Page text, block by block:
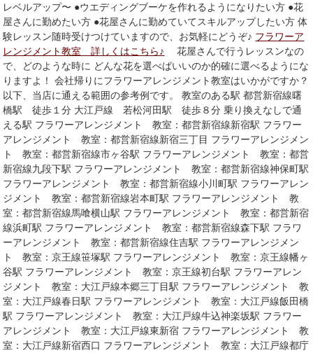
レベルアップ〜 ●ウエディングブーケを作れるようになりたい方 ●花
屋さんに勤めたい方 ●花屋さんに勤めていてスキルアップしたい方 体
験レッスン随時受けつけていますので、お気軽にどうぞ♪ フラワーア
レンジメント教室 詳しくはこちら♪ 花屋さんで行うレッスンなの
で、どのような時に どんな花を選べばいいのか的確に選べるようにな
りますよ！ 会社帰りにフラワーアレンジメント教室はいかがですか？
以下、当店に通える範囲の参考例です。 教室のある駅 都営新宿線曙
橋駅 徒歩１分 大江戸線 若松河田駅 徒歩８分 乗り換えなしで通
える駅 フラワーアレンジメント 教室：都営新宿線新宿駅 フラワー
アレンジメント 教室：都営新宿線新宿三丁目 フラワーアレンジメン
ト 教室：都営新宿線市ヶ谷駅 フラワーアレンジメント 教室：都営
新宿線九段下駅 フラワーアレンジメント 教室：都営新宿線神保町駅
フラワーアレンジメント 教室：都営新宿線小川町駅 フラワーアレン
ジメント 教室：都営新宿線岩本町駅 フラワーアレンジメント 教
室：都営新宿線馬喰横山駅 フラワーアレンジメント 教室：都営新宿
線浜町駅 フラワーアレンジメント 教室：都営新宿線森下駅 フラワ
ーアレンジメント 教室：都営新宿線住吉駅 フラワーアレンジメン
ト 教室：京王線笹塚駅 フラワーアレンジメント 教室：京王線幡ヶ
谷駅 フラワーアレンジメント 教室：京王線初台駅 フラワーアレン
ジメント 教室：大江戸線本郷三丁目駅 フラワーアレンジメント 教
室：大江戸線春日駅 フラワーアレンジメント 教室：大江戸線飯田橋
駅 フラワーアレンジメント 教室：大江戸線牛込神楽坂駅 フラワー
アレンジメント 教室：大江戸線東新宿 フラワーアレンジメント 教
室：大江戸線新宿西口 フラワーアレンジメント 教室：大江戸線都庁